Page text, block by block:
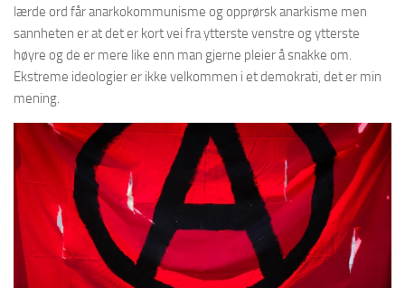
lærde ord får anarkokommunisme og opprørsk anarkisme men
sannheten er at det er kort vei fra ytterste venstre og ytterste
høyre og de er mere like enn man gjerne pleier å snakke om.
Ekstreme ideologier er ikke velkommen i et demokrati, det er min
mening.